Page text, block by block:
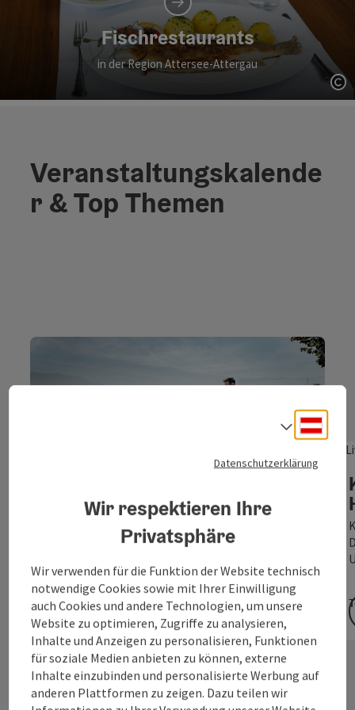
Fischrestaurants
in der Region Attersee-Attergau
Veranstaltungskalende
r & Top Themen
Wohin soll´s gehen?
EVENTKALENDER
Mit unserem Eventkalender finden Sie die
besten Veranstaltungen in der Region Attersee-
Attergau auf einen Blick.
Datenschutzerklärung
Wir respektieren Ihre
Privatsphäre
Wir verwenden für die Funktion der Website technisch
notwendige Cookies sowie mit Ihrer Einwilligung
auch Cookies und andere Technologien, um unsere
Website zu optimieren, Zugriffe zu analysieren,
Inhalte und Anzeigen zu personalisieren, Funktionen
für soziale Medien anbieten zu können, externe
Inhalte einzubinden und personalisierte Werbung auf
anderen Plattformen zu zeigen. Dazu teilen wir